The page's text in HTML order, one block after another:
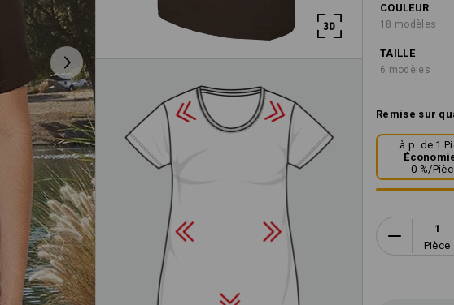
COULEUR
18 modèles
TAILLE
6 modèles
Remise sur
à p. de 1
0 %/
Pièce